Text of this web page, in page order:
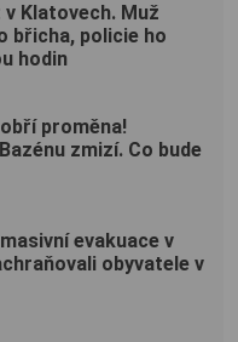
Klatovech. Muž
břicha, policie ho
hodin
proměna!
zmizí. Co bude
evakuace v
obyvatele v